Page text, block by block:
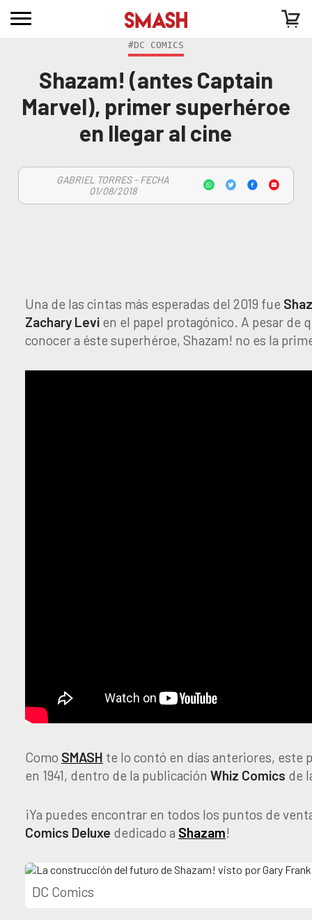
#DC COMICS
Shazam! (antes Captain
Marvel), primer superhéroe
en llegar al cine
GABRIEL TORRES - FECHA
01/08/2018
Una de las cintas más esperadas del 2019 fue
Zachary Levi en el papel protagónico. A pesar de
conocer a éste superhéroe, Shazam! no es la
Como SMASH te lo contó en días anteriores, este
en 1941, dentro de la publicación Whiz Comics de
¡Ya puedes encontrar en todos los puntos de
Comics Deluxe dedicado a Shazam!
DC Comics